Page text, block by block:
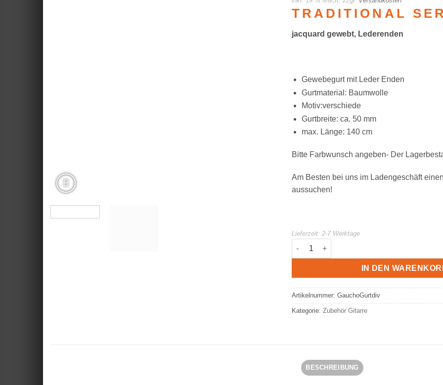
TRADITIONAL
jacquard gewebt, Lederenden
Gewebegurt mit Leder Enden
Gurtmaterial: Baumwolle
Motiv:verschiede
Gurtbreite: ca. 50 mm
max. Länge: 140 cm
Bitte Farbwunsch angeben- Der
Am Besten bei uns im Ladengeschäft
aussuchen!
Lieferzeit: 2-7 Werktage
Gaucho Gitarrengurt trad. Menge
IN DEN
Artikelnummer: GauchoGurtdiv
Kategorie: Zubehör Gitarre
BESCHREIBUNG